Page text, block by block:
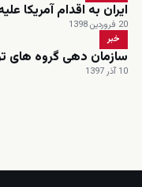
ایران به اقدام آمریکا
20 فروردین 1398
خبر
سازمان دهی گروه های
10 آذر 1397